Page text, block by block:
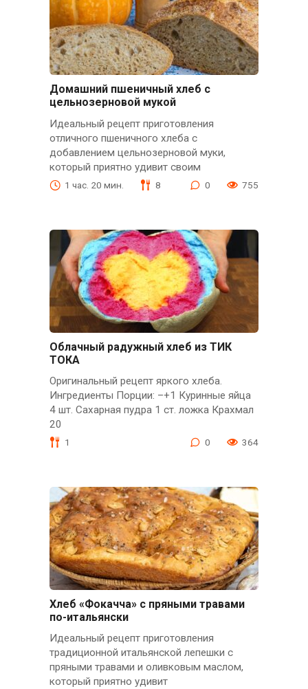
Домашний пшеничный хлеб с
цельнозерновой мукой
Идеальный рецепт приготовления
отличного пшеничного хлеба с
добавлением цельнозерновой муки,
который приятно удивит своим
1 час. 20 мин. 8 0 755
Облачный радужный хлеб из ТИК
ТОКА
Оригинальный рецепт яркого хлеба.
Ингредиенты Порции: –+1 Куринные яйца
4 шт. Сахарная пудра 1 ст. ложка Крахмал
20
1 0 364
Хлеб «Фокачча» с пряными травами
по-итальянски
Идеальный рецепт приготовления
традиционной итальянской лепешки с
пряными травами и оливковым маслом,
который приятно удивит